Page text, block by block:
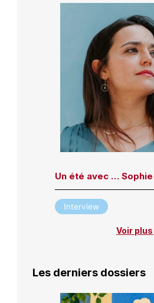
Un été avec …
Interview
Voir plus
Les derniers dossiers